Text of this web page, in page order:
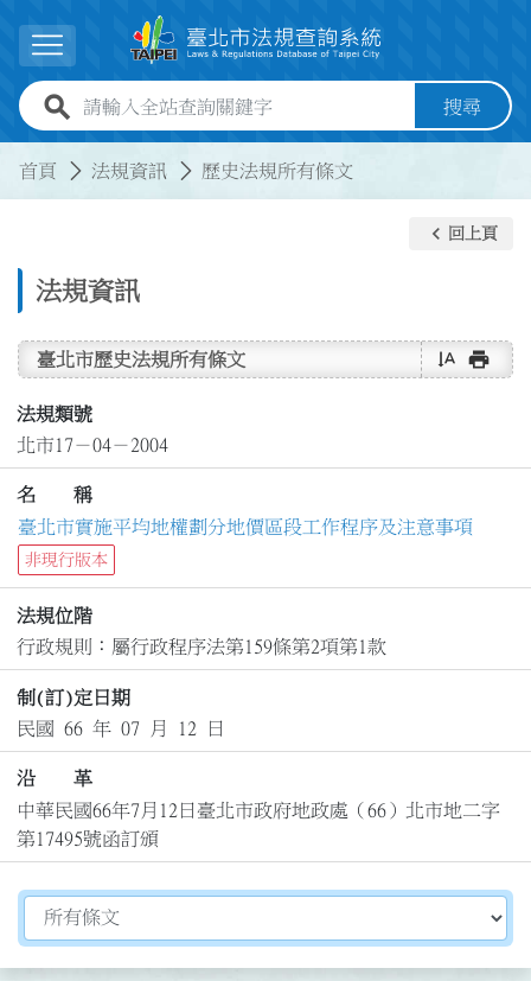
展開選單
全站查詢關鍵字欄位 搜尋
首頁 法規資訊 歷史法規所有條文
法規資訊
keyboard_arrow_left 回上頁
臺北市歷史法規所有條文 text_rotate_vertical print
法規類號
北市17－04－2004
名 稱
臺北市實施平均地權劃分地價區段工作程序及注意事項
非現行版本
法規位階
行政規則：屬行政程序法第159條第2項第1款
制(訂)定日期
民國 66 年 07 月 12 日
沿 革
中華民國66年7月12日臺北市政府地政處（66）北市地二字
第17495號函訂頒
切換選擇法規資訊內容